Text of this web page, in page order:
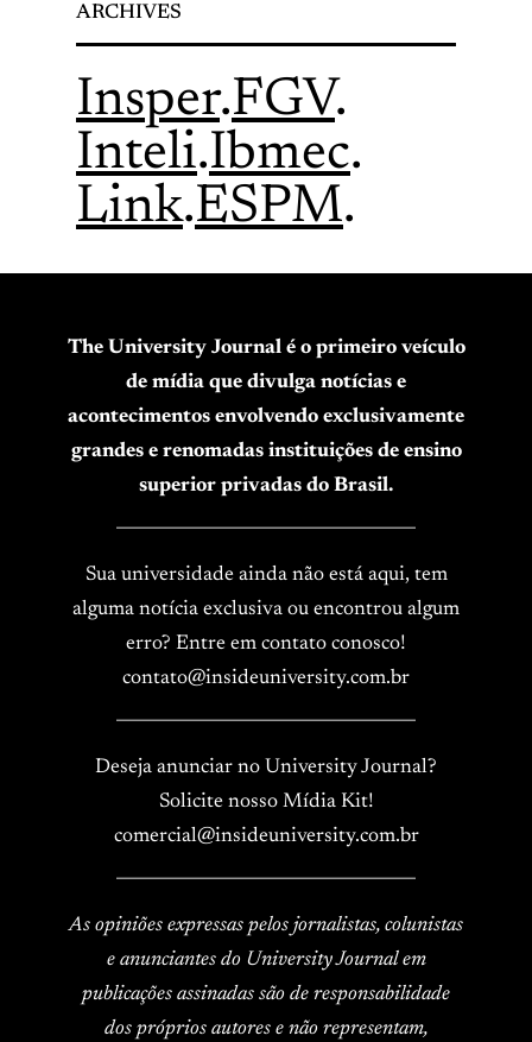
ARCHIVES
Insper.FGV.
Inteli.Ibmec.
Link.ESPM.
The University Journal é o primeiro veículo
de mídia que divulga notícias e
acontecimentos envolvendo exclusivamente
grandes e renomadas instituições de ensino
superior privadas do Brasil.
Sua universidade ainda não está aqui, tem
alguma notícia exclusiva ou encontrou algum
erro? Entre em contato conosco!
contato@insideuniversity.com.br
Deseja anunciar no University Journal?
Solicite nosso Mídia Kit!
comercial@insideuniversity.com.br
As opiniões expressas pelos jornalistas, colunistas
e anunciantes do University Journal em
publicações assinadas são de responsabilidade
dos próprios autores e não representam,